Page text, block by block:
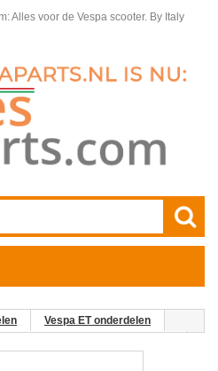
Alles voor de Vespa scooter. By Italy
Vespa ET onderdelen